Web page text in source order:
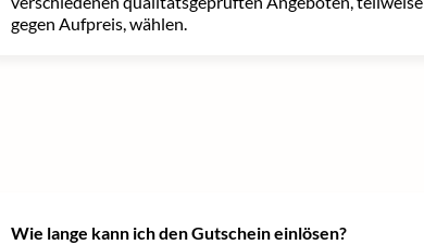
gegen Aufpreis, wählen.
Wie lange kann ich den Gutschein einlösen?